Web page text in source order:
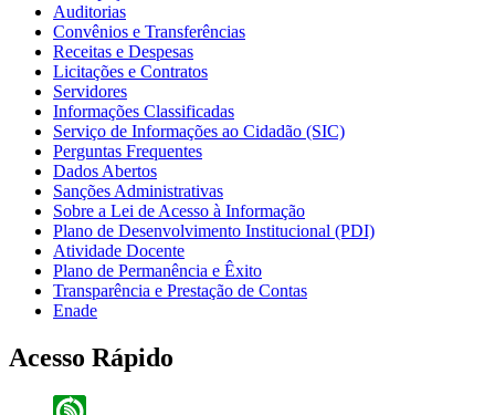
Auditorias
Convênios e Transferências
Receitas e Despesas
Licitações e Contratos
Servidores
Informações Classificadas
Serviço de Informações ao Cidadão (SIC)
Perguntas Frequentes
Dados Abertos
Sanções Administrativas
Sobre a Lei de Acesso à Informação
Plano de Desenvolvimento Institucional (PDI)
Atividade Docente
Plano de Permanência e Êxito
Transparência e Prestação de Contas
Enade
Acesso Rápido